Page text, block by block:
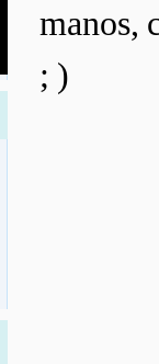
manos,
; )